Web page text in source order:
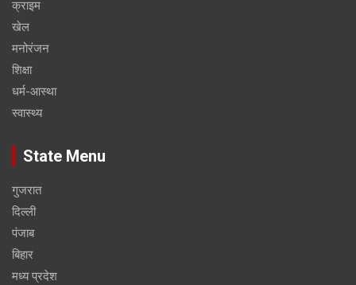
क्राइम
खेल
मनोरंजन
शिक्षा
धर्म-आस्था
स्वास्थ्य
State Menu
गुजरात
दिल्ली
पंजाब
बिहार
मध्य प्रदेश